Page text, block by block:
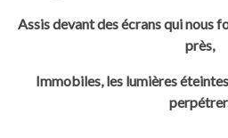
Assis devant des écrans qui nous
près,
Immobiles, les lumières